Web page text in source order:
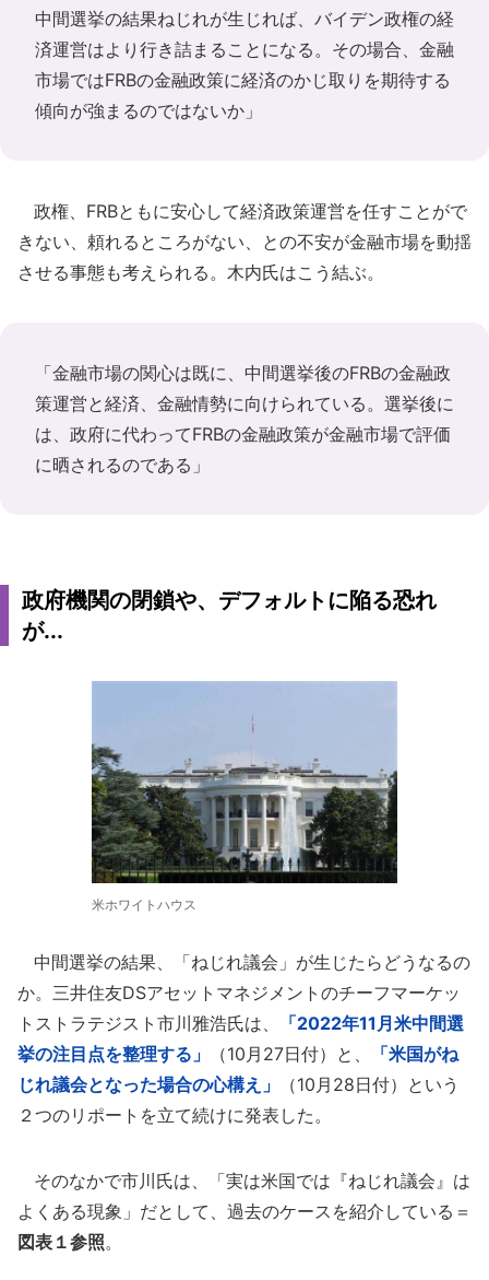
中間選挙の結果ねじれが生じれば、バイデン政権の経
済運営はより行き詰まることになる。その場合、金融
市場ではFRBの金融政策に経済のかじ取りを期待する
傾向が強まるのではないか」
政権、FRBともに安心して経済政策運営を任すことがで
きない、頼れるところがない、との不安が金融市場を動揺
させる事態も考えられる。木内氏はこう結ぶ。
「金融市場の関心は既に、中間選挙後のFRBの金融政
策運営と経済、金融情勢に向けられている。選挙後に
は、政府に代わってFRBの金融政策が金融市場で評価
に晒されるのである」
政府機関の閉鎖や、デフォルトに陥る恐れ
が...
米ホワイトハウス
中間選挙の結果、「ねじれ議会」が生じたらどうなるの
か。三井住友DSアセットマネジメントのチーフマーケッ
トストラテジスト市川雅浩氏は、
「2022年11月米中間選
挙の注目点を整理する」
（10月27日付）と、
「米国がね
じれ議会となった場合の心構え」
（10月28日付）という
２つのリポートを立て続けに発表した。
そのなかで市川氏は、「実は米国では『ねじれ議会』は
よくある現象」だとして、過去のケースを紹介している＝
図表１参照。